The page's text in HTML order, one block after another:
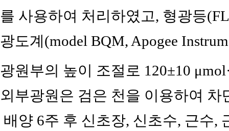
를 사용하여 처리하였고, 형광등
광도계(model BQM, Apogee
광원부의 높이 조절로 120±10
외부광원은 검은 천을 이용하여 차
배양 6주 후 신초장, 신초수, 근수,